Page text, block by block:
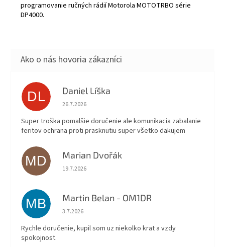
programovanie ručných rádií Motorola MOTOTRBO série
DP4000.
DL Daniel Líška
Hodnotenie obchodu je 5 z 5 hviezdičiek.
26.7.2026
Super troška pomalšie doručenie ale komunikacia zabalanie
feritov ochrana proti prasknutiu super všetko dakujem
MD Marian Dvořák
Hodnotenie obchodu je 5 z 5 hviezdičiek.
19.7.2026
MB Martin Belan - OM1DR
Hodnotenie obchodu je 5 z 5 hviezdičiek.
3.7.2026
Rychle doručenie, kupil som uz niekolko krat a vzdy
spokojnost.